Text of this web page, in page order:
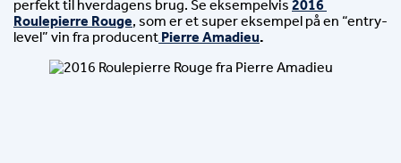
perfekt til hverdagens brug. Se eksempelvis 2016
Roulepierre Rouge, som er et super eksempel på en “entry-
level” vin fra producent Pierre Amadieu.